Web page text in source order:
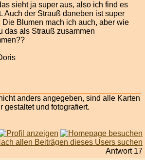
sieht ja super aus, also ich find es
Auch der Strauß daneben ist super
Die Blumen mach ich auch, aber wie
das als Strauß zusammen
anders angegeben, sind alle Karten
gestaltet und fotografiert.
Antwort 17